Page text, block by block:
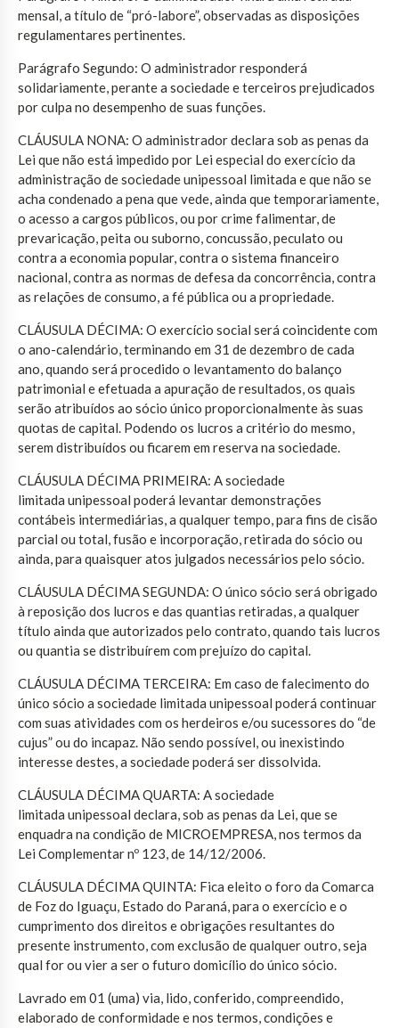
mensal, a título de “pró-labore”, observadas as disposições
regulamentares pertinentes.
Parágrafo Segundo: O administrador responderá
solidariamente, perante a sociedade e terceiros prejudicados
por culpa no desempenho de suas funções.
CLÁUSULA NONA: O administrador declara sob as penas da
Lei que não está impedido por Lei especial do exercício da
administração de sociedade unipessoal limitada e que não se
acha condenado a pena que vede, ainda que temporariamente,
o acesso a cargos públicos, ou por crime falimentar, de
prevaricação, peita ou suborno, concussão, peculato ou
contra a economia popular, contra o sistema financeiro
nacional, contra as normas de defesa da concorrência, contra
as relações de consumo, a fé pública ou a propriedade.
CLÁUSULA DÉCIMA: O exercício social será coincidente com
o ano-calendário, terminando em 31 de dezembro de cada
ano, quando será procedido o levantamento do balanço
patrimonial e efetuada a apuração de resultados, os quais
serão atribuídos ao sócio único proporcionalmente às suas
quotas de capital. Podendo os lucros a critério do mesmo,
serem distribuídos ou ficarem em reserva na sociedade.
CLÁUSULA DÉCIMA PRIMEIRA: A sociedade
limitada unipessoal poderá levantar demonstrações
contábeis intermediárias, a qualquer tempo, para fins de cisão
parcial ou total, fusão e incorporação, retirada do sócio ou
ainda, para quaisquer atos julgados necessários pelo sócio.
CLÁUSULA DÉCIMA SEGUNDA: O único sócio será obrigado
à reposição dos lucros e das quantias retiradas, a qualquer
título ainda que autorizados pelo contrato, quando tais lucros
ou quantia se distribuírem com prejuízo do capital.
CLÁUSULA DÉCIMA TERCEIRA: Em caso de falecimento do
único sócio a sociedade limitada unipessoal poderá continuar
com suas atividades com os herdeiros e/ou sucessores do “de
cujus” ou do incapaz. Não sendo possível, ou inexistindo
interesse destes, a sociedade poderá ser dissolvida.
CLÁUSULA DÉCIMA QUARTA: A sociedade
limitada unipessoal declara, sob as penas da Lei, que se
enquadra na condição de MICROEMPRESA, nos termos da
Lei Complementar nº 123, de 14/12/2006.
CLÁUSULA DÉCIMA QUINTA: Fica eleito o foro da Comarca
de Foz do Iguaçu, Estado do Paraná, para o exercício e o
cumprimento dos direitos e obrigações resultantes do
presente instrumento, com exclusão de qualquer outro, seja
qual for ou vier a ser o futuro domicílio do único sócio.
Lavrado em 01 (uma) via, lido, conferido, compreendido,
elaborado de conformidade e nos termos, condições e